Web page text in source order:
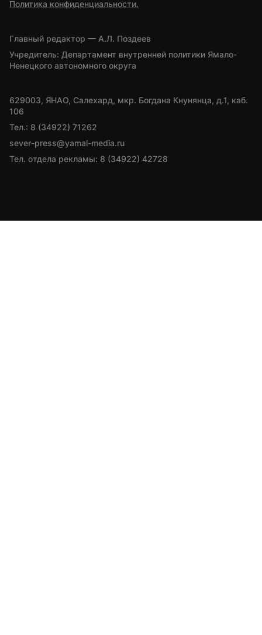
Политика конфиденциальности.
Главный редактор — А.Л. Поздеев
Учредитель: Департамент внутренней политики Ямало-
Ненецкого автономного округа
629003, ЯНАО, Салехард, мкр. Богдана Кнунянца, д.1, каб.
106
Тел.: 8 (34922) 71262
sever-press@yamal-media.ru
Тел. отдела рекламы: 8 (34922) 42728